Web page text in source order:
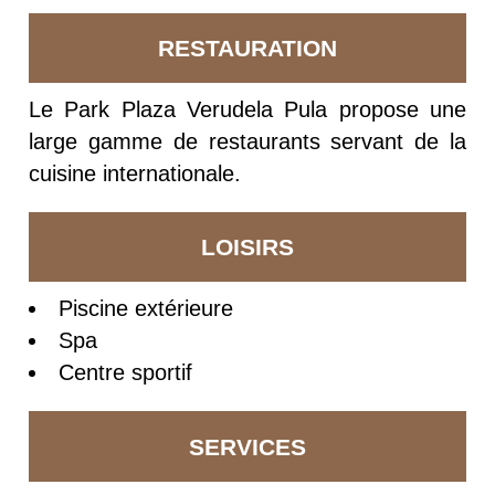
RESTAURATION
Le Park Plaza Verudela Pula propose une
large gamme de restaurants servant de la
cuisine internationale.
LOISIRS
Piscine extérieure
Spa
Centre sportif
SERVICES